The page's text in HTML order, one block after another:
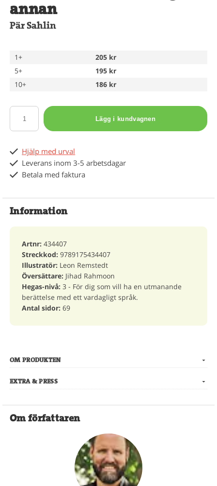
annan
Pär Sahlin
1+
205 kr
5+
195 kr
10+
186 kr
Lägg i kundvagnen
Hjälp med urval
Leverans inom 3-5 arbetsdagar
Betala med faktura
Information
Artnr: 434407
Streckkod: 9789175434407
Illustratör: Leon Remstedt
Översättare: Jihad Rahmoon
Hegas-nivå: 3 - För dig som vill ha en utmanande
berättelse med ett vardagligt språk.
Antal sidor: 69
OM PRODUKTEN
EXTRA & PRESS
Om författaren